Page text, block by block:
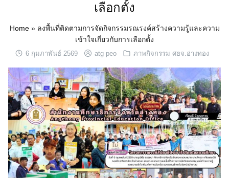
เลือกตั้ง
Home» ลงพื้นที่ติดตามการจัดกิจกรรมรณรงค์สร้างความรู้และความ
เข้าใจเกี่ยวกับการเลือกตั้ง
6 กุมภาพันธ์ 2569 atg peo ภาพกิจกรรม ศธจ.อ่างทอง